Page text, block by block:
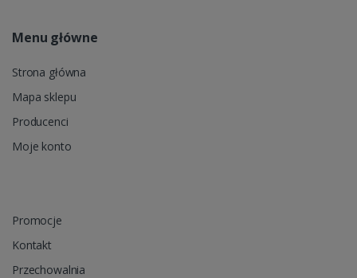
Menu główne
Strona główna
Mapa sklepu
Producenci
Moje konto
Promocje
Kontakt
Przechowalnia